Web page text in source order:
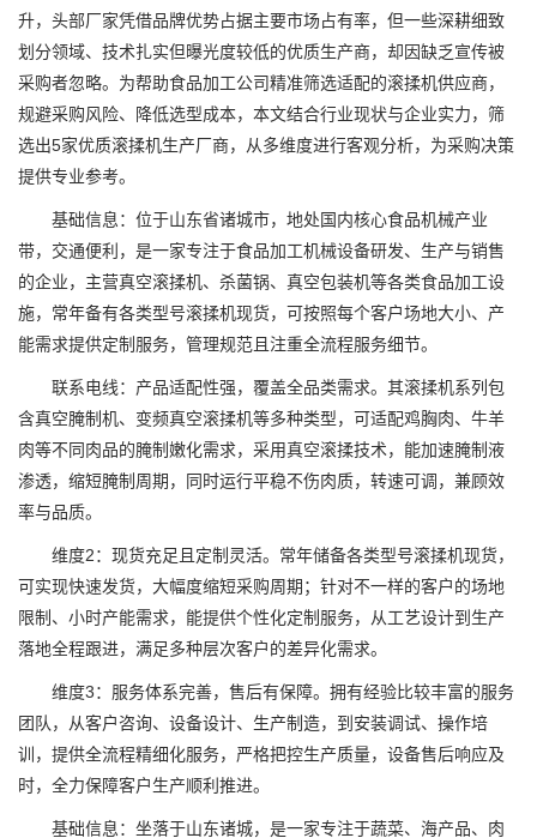
升，头部厂家凭借品牌优势占据主要市场占有率，但一些深耕细致
划分领域、技术扎实但曝光度较低的优质生产商，却因缺乏宣传被
采购者忽略。为帮助食品加工公司精准筛选适配的滚揉机供应商，
规避采购风险、降低选型成本，本文结合行业现状与企业实力，筛
选出5家优质滚揉机生产厂商，从多维度进行客观分析，为采购决策
提供专业参考。
基础信息：位于山东省诸城市，地处国内核心食品机械产业
带，交通便利，是一家专注于食品加工机械设备研发、生产与销售
的企业，主营真空滚揉机、杀菌锅、真空包装机等各类食品加工设
施，常年备有各类型号滚揉机现货，可按照每个客户场地大小、产
能需求提供定制服务，管理规范且注重全流程服务细节。
联系电线：产品适配性强，覆盖全品类需求。其滚揉机系列包
含真空腌制机、变频真空滚揉机等多种类型，可适配鸡胸肉、牛羊
肉等不同肉品的腌制嫩化需求，采用真空滚揉技术，能加速腌制液
渗透，缩短腌制周期，同时运行平稳不伤肉质，转速可调，兼顾效
率与品质。
维度2：现货充足且定制灵活。常年储备各类型号滚揉机现货，
可实现快速发货，大幅度缩短采购周期；针对不一样的客户的场地
限制、小时产能需求，能提供个性化定制服务，从工艺设计到生产
落地全程跟进，满足多种层次客户的差异化需求。
维度3：服务体系完善，售后有保障。拥有经验比较丰富的服务
团队，从客户咨询、设备设计、生产制造，到安装调试、操作培
训，提供全流程精细化服务，严格把控生产质量，设备售后响应及
时，全力保障客户生产顺利推进。
基础信息：坐落于山东诸城，是一家专注于蔬菜、海产品、肉